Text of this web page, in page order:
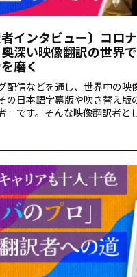
者インタビュー〕コロ
深い映像翻訳の世界
磨く
配信などを通し、世界中の映
の日本語字幕版や吹き替え版
」です。そんな映像翻訳者と
、そして映像翻訳に必要な